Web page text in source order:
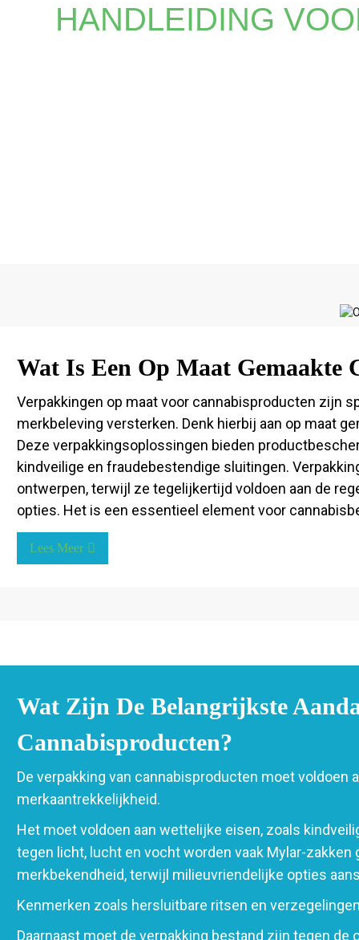
HANDLEIDING
Wat Is Een Op Maat Gemaakte
Verpakkingen op maat voor cannabisproducten zijn
merkbeleving versterken. Denk hierbij aan op maat
Deze verpakkingsoplossingen bieden
kindveilige en fraudebestendige sluitingen.
ontwerpen, terwijl ze tegelijkertijd voldoen aan de
opties. Het is een essentieel element voor
Lees Meer
Wat Zijn De Belangrijkste
Cannabisproducten?
De verpakking van cannabisproducten moet voldoen
merkaantrekkelijkheid.
Het moet voldoen aan wettelijke eisen, zoals
tegen licht, lucht en vocht worden vaak Mylar-
merkbekendheid, terwijl milieuvriendelijke opties
Kenmerken zoals hersluitbare ritsen en
Daarnaast moet de verpakking bestand zijn tegen